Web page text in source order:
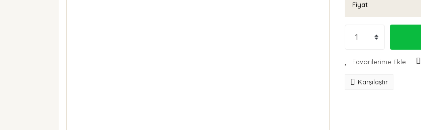
Fiyat
Karşılaştır